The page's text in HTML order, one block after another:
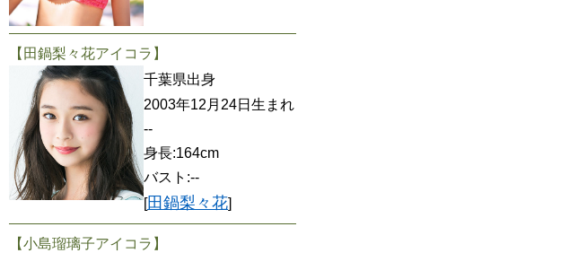
【田鍋梨々花アイコラ】
千葉県出身
2003年12月24日生まれ
--
身長:164cm
バスト:--
[田鍋梨々花]
【小島瑠璃子アイコラ】